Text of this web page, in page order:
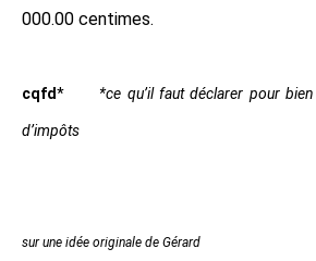
000.00 centimes.
cqfd* *ce qu’il faut déclarer pour
d’impôts
sur une idée originale de Gérard